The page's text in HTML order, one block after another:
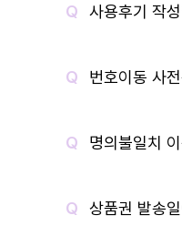
사용후기 작
번호이동 사
명의불일치
상품권 발송